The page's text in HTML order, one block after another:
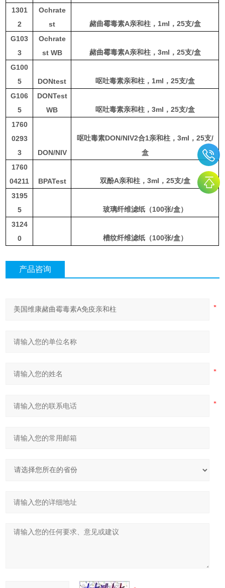
1301
2
Ochrate
st
赭曲霉毒素A亲和柱， 1ml ， 25支/盒
G103
3
Ochrate
st WB
赭曲霉毒素A亲和柱， 3ml ， 25支/盒
G100
5
DONtest 呕吐毒素亲和柱， 1ml ， 25支/盒
G106
5
DONTest
WB
呕吐毒素亲和柱， 3ml ， 25支/盒
1760
0293
3
DON/NIV
呕吐毒素DON/NIV2合1亲和柱， 3ml ， 25支/
盒
1760
04211
BPATest 双酚A亲和柱， 3ml ， 25支/盒
3195
5
玻璃纤维滤纸（100张/盒）
3124
0
槽纹纤维滤纸（100张/盒）
产品咨询